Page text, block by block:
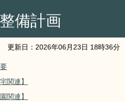
備計画
更新日： 2026年06月 23日 18時36分
関連】
関連】